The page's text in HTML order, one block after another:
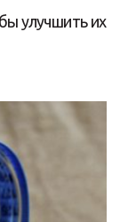
улучшить их